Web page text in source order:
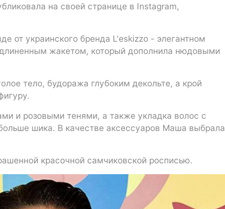
на своей странице в Instagram,
от украинского бренда L'eskizzo - элегантном
жакетом, который дополнила нюдовыми
тело, будоража глубоким декольте, а крой
и розовыми тенями, а также укладка волос с
шика. В качестве аксессуаров Маша выбрала
красочной самчиковской росписью.